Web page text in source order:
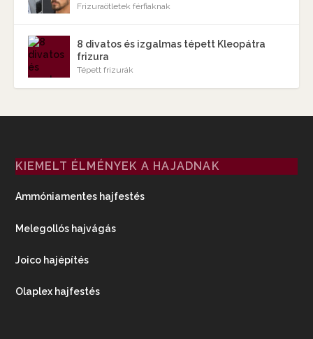
Frizuraötletek férfiaknak
8 divatos és izgalmas tépett Kleopátra
frizura
Tépett frizurák
KIEMELT ÉLMÉNYEK A HAJADNAK
Ammóniamentes hajfestés
Melegollós hajvágás
Joico hajépítés
Olaplex hajfestés